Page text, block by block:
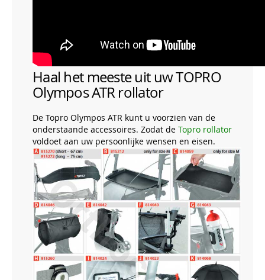
Haal het meeste uit uw TOPRO
Olympos ATR rollator
De Topro Olympos ATR kunt u voorzien van de
onderstaande accessoires. Zodat de Topro rollator
voldoet aan uw persoonlijke wensen en eisen.